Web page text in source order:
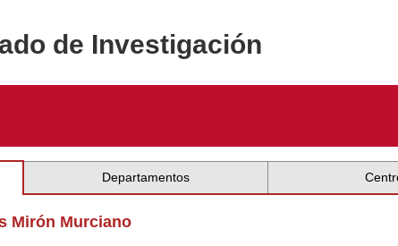
de Investigación
Departamentos
Mirón Murciano